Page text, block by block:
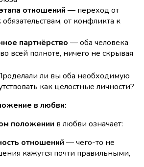
отношений — переход от
от конфликта к
партнёрство — оба человека
всей полноте, ничего не скрывая
ли вы оба необходимую
как целостные личности?
в любви:
положении в любви означает:
отношений — чего-то не
кажутся почти правильными,